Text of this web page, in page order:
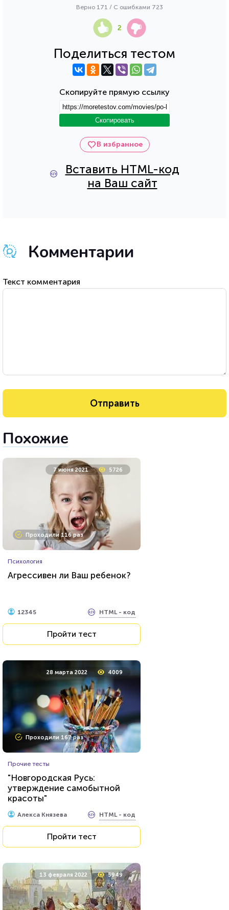
В избранное
Вставить HTML-код
на Ваш сайт
Поделиться тестом
Скопируйте прямую ссылку
Скопировать
Верно 171 / С ошибками 723
2
Комментарии
Текст комментария
Похожие
7 июня 2021 5726
Проходили 116 раз
Психология
Агрессивен ли Ваш ребенок?
12345 HTML - код
Пройти тест
28 марта 2022 4009
Проходили 167 раз
Прочие тесты
"Новгородская Русь:
утверждение самобытной
красоты"
Алекса Князева HTML - код
Пройти тест
13 февраля 2022 5949